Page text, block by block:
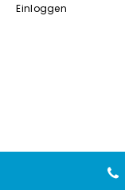
Einloggen